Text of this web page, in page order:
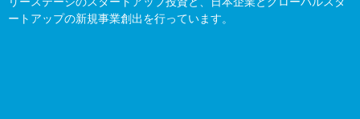
ートアップの新規事業創出を行っています。